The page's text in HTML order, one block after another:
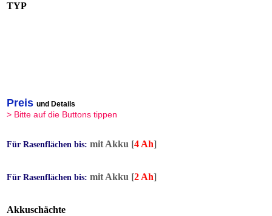
TYP
Preis und Details
> Bitte auf die Buttons tippen
Für Rasenflächen bis: mit Akku [4 Ah]
Für Rasenflächen bis: mit Akku [2 Ah]
Akkuschächte